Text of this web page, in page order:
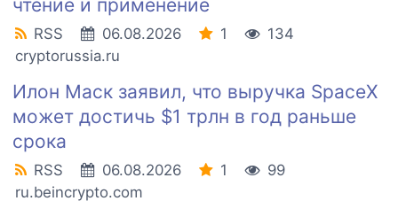
чтение и применение
RSS 06.08.2026 1
134
cryptorussia.ru
Илон Маск заявил, что выручка SpaceX
может достичь $1 трлн в год раньше
срока
RSS 06.08.2026 1
99
ru.beincrypto.com